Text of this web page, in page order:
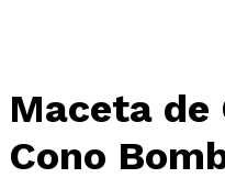
Maceta de
Cono